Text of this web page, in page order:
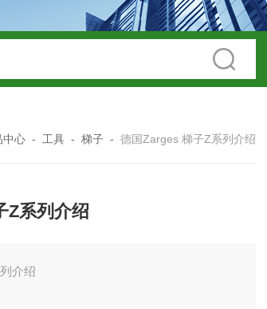
中心 - 工具 - 梯子 - 德国Zarges 梯子Z系列介绍
Z系列介绍
介绍